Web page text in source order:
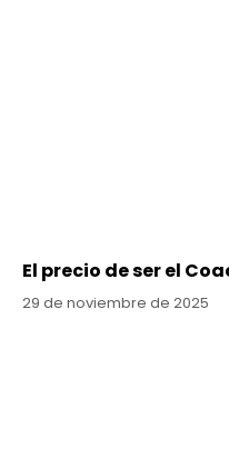
El precio de ser el
29 de noviembre de 2025